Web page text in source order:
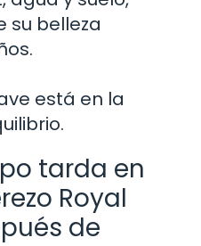
su belleza
está en la
tarda en
Royal
de